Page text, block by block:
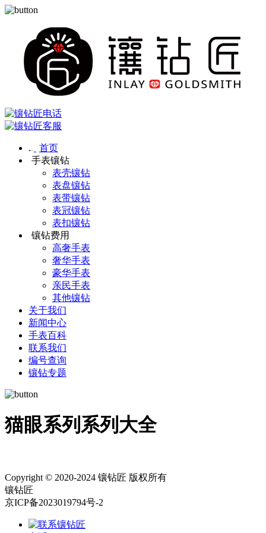
首页
手表镶钻
表壳镶钻
表盘镶钻
表带镶钻
表冠镶钻
表扣镶钻
镶钻费用
高奢手表
奢华手表
豪华手表
亲民手表
其他镶钻
关于我们
新闻中心
手表百科
联系我们
编号查询
镶钻专题
猫眼系列系列大全
Copyright © 2020-2024 镶钻匠 版权所有
镶钻匠
京ICP备2023019794号-2